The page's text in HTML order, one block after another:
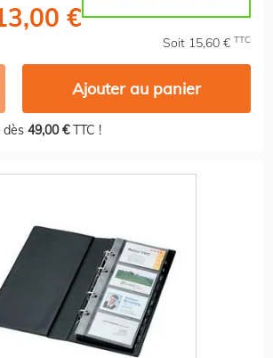
€
Soit 15,60 € TTC
Ajouter au panier
dès 49,00 €TTC !